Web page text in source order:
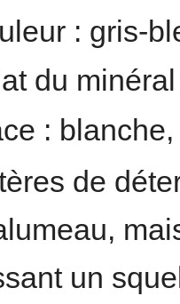
: gris-
du
:
de
un